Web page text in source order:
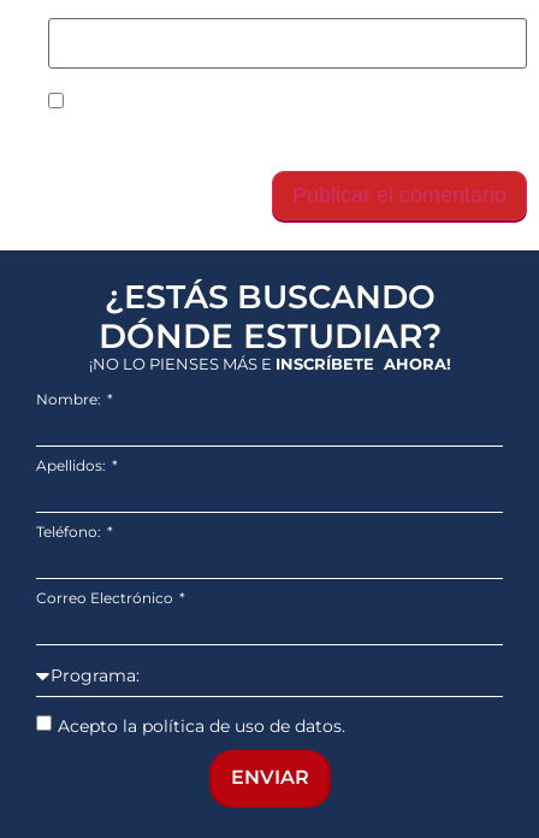
¿ESTÁS BUSCANDO
DÓNDE ESTUDIAR?
¡NO LO PIENSES MÁS E INSCRÍBETE AHORA!
Nombre:
Apellidos:
Teléfono:
Correo Electrónico
Acepto la política de uso de datos.
ENVIAR